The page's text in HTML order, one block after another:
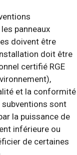
panneaux
doivent être
doit être
certifié RGE
et la conformité
subventions sont
la puissance de
inférieure ou
de certaines